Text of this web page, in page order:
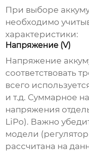
При выборе
необходимо
характеристики:
Напряжение (V)
Напряжение
соответствовать
всего
и т.д. Суммарное
напряжения
LiPo). Важно
модели
рассчитана на